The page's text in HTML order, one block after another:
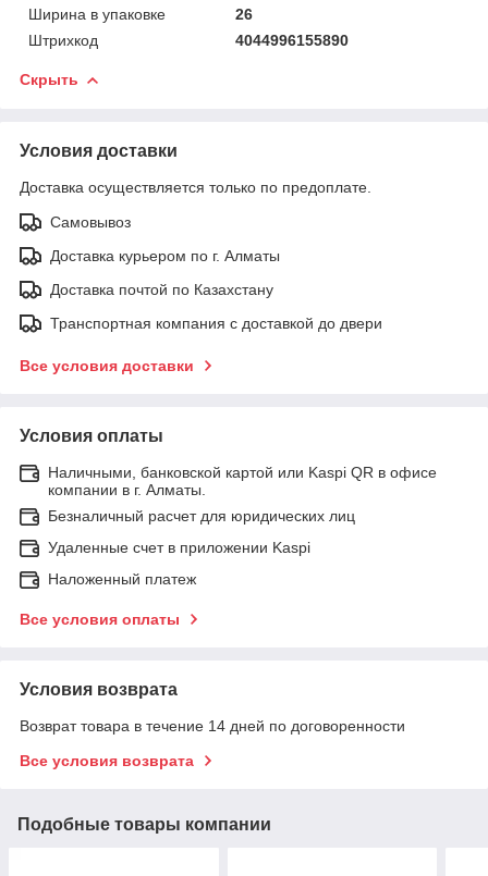
Ширина в упаковке
26
Штрихкод
4044996155890
Скрыть
Условия доставки
Доставка осуществляется только по предоплате.
Самовывоз
Доставка курьером по г. Алматы
Доставка почтой по Казахстану
Транспортная компания с доставкой до двери
Все условия доставки
Условия оплаты
Наличными, банковской картой или Kaspi QR в офисе
компании в г. Алматы.
Безналичный расчет для юридических лиц
Удаленные счет в приложении Kaspi
Наложенный платеж
Все условия оплаты
Условия возврата
Возврат товара в течение 14 дней по договоренности
Все условия возврата
Подобные товары компании